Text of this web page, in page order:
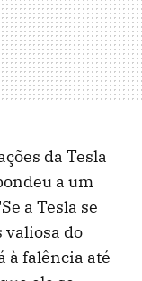
da Tesla
a um
a Tesla se
valiosa do
à falência até